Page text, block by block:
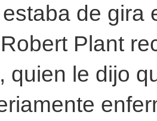
de gira
Plant
quien le dijo